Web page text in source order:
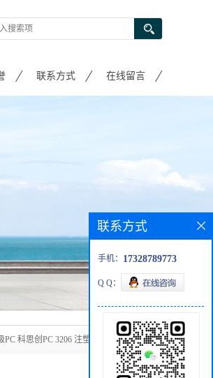
联系方式 在线留言
PC 科思创PC 3206 注塑级 高粘度
联系方式
手机： 17328789773
Q Q：